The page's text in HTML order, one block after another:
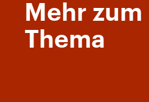
Mehr zum
Thema